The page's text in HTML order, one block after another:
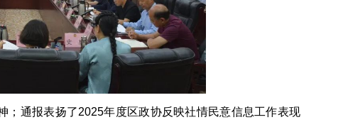
通报表扬了2025年度区政协反映社情民意信息工作表现